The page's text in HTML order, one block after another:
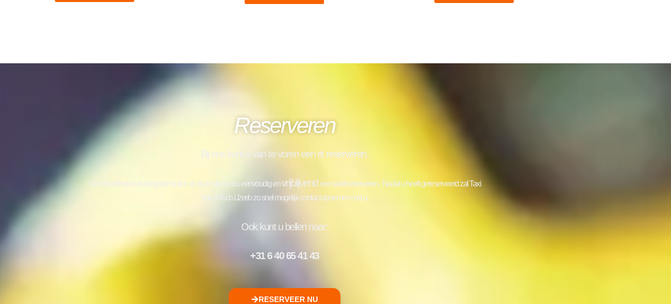
Reserveren
Bij ons kunt u van te voren een rit reserveren.
Via het onlinereserveringsformulier op deze site kunt u eenvoudig envrijblijvend een taxirit reserveren. Nadat u heeft gereserveerd zal Taxi
Van WischIJzerlozo snel mogelijk contact opnemen met u.
Ook kunt u bellen naar:
+31 6 40 65 41 43
RESERVEER NU